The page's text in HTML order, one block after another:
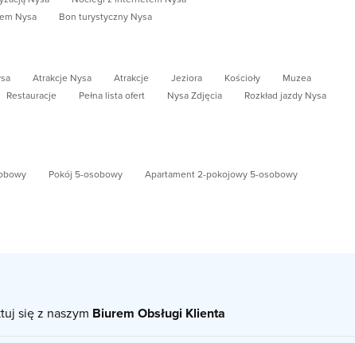
Nysa Bon turystyczny Nysa
Atrakcje Nysa Atrakcje Jeziora Kościoły
Muzea
Restauracje Pełna lista ofert Nysa Zdjęcia
Rozkład jazdy Nysa
Pokój 5-osobowy Apartament 2-pokojowy 5-osobowy
się z naszym Biurem Obsługi Klienta